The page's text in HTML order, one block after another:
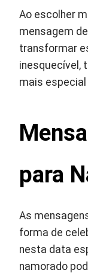
Ao escolher
mensagem
transformar
inesquecível,
mais especial
para
As
forma de
nesta data
namorado